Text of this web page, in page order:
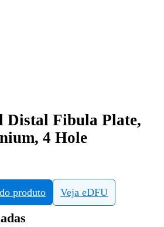
Distal Fibula Plate,
4 Hole
produto Veja eDFU